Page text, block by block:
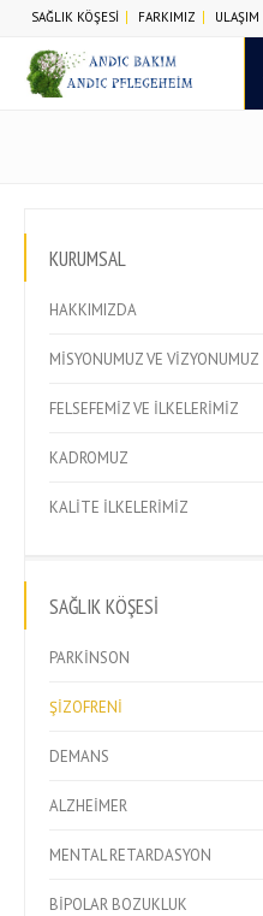
SAĞLIK KÖŞESİ FARKIMIZ ULAŞIM
KURUMSAL
HAKKIMIZDA
MİSYONUMUZ VE VİZYONUMUZ
FELSEFEMİZ VE İLKELERİMİZ
KADROMUZ
KALİTE İLKELERİMİZ
SAĞLIK KÖŞESİ
PARKİNSON
ŞİZOFRENİ
DEMANS
ALZHEİMER
MENTAL RETARDASYON
BİPOLAR BOZUKLUK